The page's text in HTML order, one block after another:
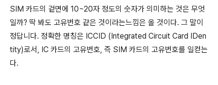
SIM 카드의 겉면에 10~20자 정도의 숫자가 의미하는 것은 무엇
일까? 딱 봐도 고유번호 같은 것이라는느낌은 올 것이다. 그 말이
정답니다. 정확한 명칭은 ICCID (Integrated Circuit Card IDen
tity)로서, IC 카드의 고유번호, 즉 SIM 카드의 고유번호를 일컫는
다.